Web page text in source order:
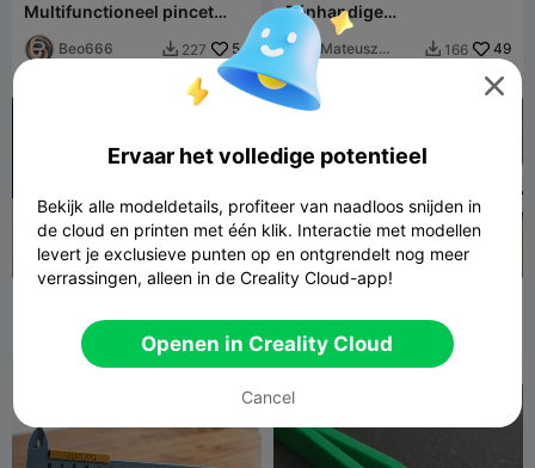
Multifunctioneel pincet
tang precisiepincet
Beo666  227 54
Eénhandige
multimeterprobe-
pincetadapter
Mateusz
 166 49
2G DSGN  16 15
30°, 22,5°)
fifindr 34

Ervaar het volledige potentieel
Bekijk alle modeldetails, profiteer van naadloos snijden in
de cloud en printen met één klik. Interactie met modellen
levert je exclusieve punten op en ontgrendelt nog meer
verrassingen, alleen in de Creality Cloud-app!
Openen in Creality Cloud
Cancel